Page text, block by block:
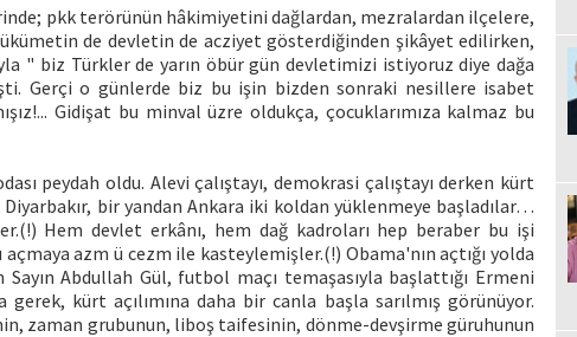
pkk terörünün hâkimiyetini dağlardan, mezralardan ilçelere,
de devletin de acziyet gösterdiğinden şikâyet edilirken,
" biz Türkler de yarın öbür gün devletimizi istiyoruz diye dağa
Gerçi o günlerde biz bu işin bizden sonraki nesillere isabet
Gidişat bu minval üzre oldukça, çocuklarımıza kalmaz bu
peydah oldu. Alevi çalıştayı, demokrasi çalıştayı derken kürt
bir yandan Ankara iki koldan yüklenmeye başladılar…
Hem devlet erkânı, hem dağ kadroları hep beraber bu işi
azm ü cezm ile kasteylemişler.(!) Obama'nın açtığı yolda
Sayın Abdullah Gül, futbol maçı temaşasıyla başlattığı Ermeni
gerek, kürt açılımına daha bir canla başla sarılmış görünüyor.
zaman grubunun, liboş taifesinin, dönme-devşirme güruhunun